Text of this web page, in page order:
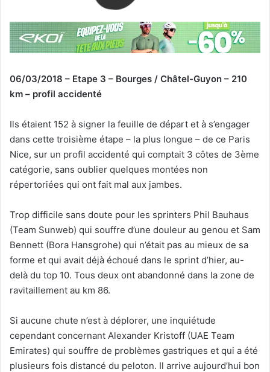
06/03/2018 – Etape 3 – Bourges / Châtel-Guyon – 210
km – profil accidenté
Ils étaient 152 à signer la feuille de départ et à s’engager
dans cette troisième étape – la plus longue – de ce Paris
Nice, sur un profil accidenté qui comptait 3 côtes de 3ème
catégorie, sans oublier quelques montées non
répertoriées qui ont fait mal aux jambes.
Trop difficile sans doute pour les sprinters Phil Bauhaus
(Team Sunweb) qui souffre d’une douleur au genou et Sam
Bennett (Bora Hansgrohe) qui n’était pas au mieux de sa
forme et qui avait déjà échoué dans le sprint d’hier, au-
delà du top 10. Tous deux ont abandonné dans la zone de
ravitaillement au km 86.
Si aucune chute n’est à déplorer, une inquiétude
cependant concernant Alexander Kristoff (UAE Team
Emirates) qui souffre de problèmes gastriques et qui a été
plusieurs fois distancé du peloton. Il arrive aujourd’hui bon